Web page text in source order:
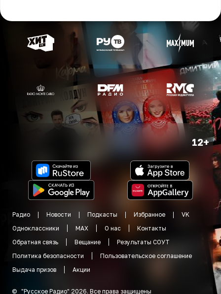
12+
Радио Новости Подкасты Избранное
VK
Одноклассники
MAX О нас
Контакты
Обратная связь
Вещание
Результаты СОУТ
Политика безопасности
Пользовательское соглашение
Выдача призов
Акции
© "Русское Радио" 2026. Все права защищены